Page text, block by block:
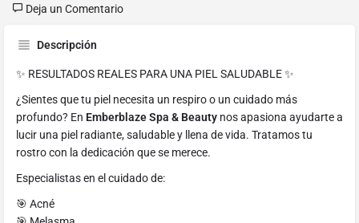
Deja un Comentario
Descripción
✨ RESULTADOS REALES PARA UNA PIEL SALUDABLE ✨
¿Sientes que tu piel necesita un respiro o un cuidado más
profundo? En Emberblaze Spa & Beauty nos apasiona ayudarte a
lucir una piel radiante, saludable y llena de vida. Tratamos tu
rostro con la dedicación que se merece.
Especialistas en el cuidado de:
🎯 Acné